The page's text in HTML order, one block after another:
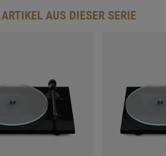
AUS DIESER SERIE